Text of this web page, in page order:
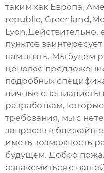
таким как Европа,
republic,
Lyon.Действительно,
пунктов
нам знать. Мы будем
ценовое
подробных
личные специалисты
разработкам,
требования, мы с
запросов в
иметь возможность
будущем. Добро
ознакомиться с